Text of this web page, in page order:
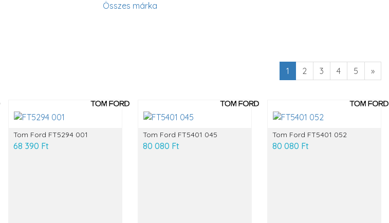
Összes márka
1 2 3 4 5 »
Tom Ford FT5294 001
68 390 Ft
Tom Ford FT5401 045
80 080 Ft
Tom Ford FT5401 052
80 080 Ft